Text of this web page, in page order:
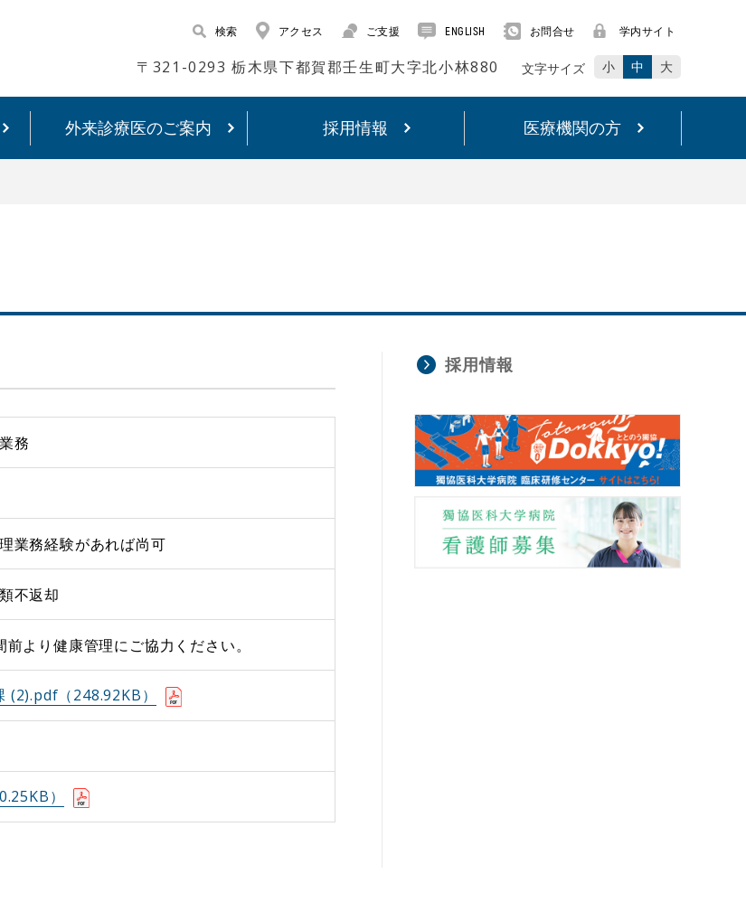
検索 アクセス ご支援 ENGLISH お問合せ 学内サイト
〒321-0293 栃木県下都賀郡壬生町大字北小林880 文字サイズ 小 中 大
外来診療医のご案内 採用情報 医療機関の方
務
務経験があれば尚可
不返却
より健康管理にご協力ください。
（248.92KB）
）
採用情報